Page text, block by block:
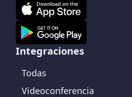
Integraciones
Todas
Videoconferencia